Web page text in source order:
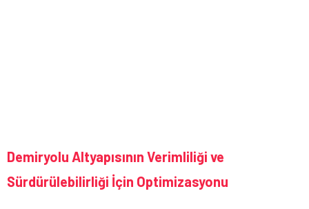
Demiryolu Altyapısının Verimliliği ve
Sürdürülebilirliği İçin Optimizasyonu